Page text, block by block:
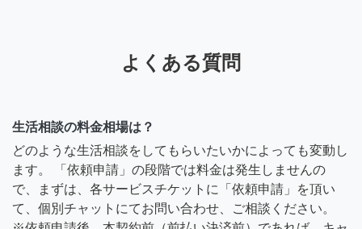
よくある質問
生活相談の料金相場は？
どのような生活相談をしてもらいたいかによっても変動し
ます。 「依頼申請」の段階では料金は発生しませんの
で、まずは、各サービスチケットに「依頼申請」を頂い
て、個別チャットにてお問い合わせ、ご相談ください。